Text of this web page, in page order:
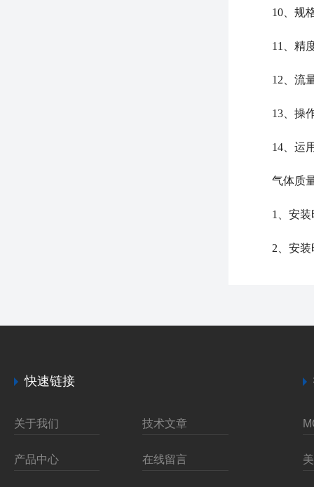
10、规格
11、精度
12、流量
13、操作
14、运用
气体质
1、安装时
2、安装时
快速链接
关于我们 技术文章
产品中心 在线留言